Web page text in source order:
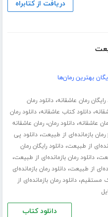
دریافت از کتابراه
بهترین رمان‌ها
رایگان رمان عاشقانه،دانلود رمان
،دانلود کتاب عاشقانه،دانلود رمان
عاشقانه،دانلود رمان،رمان عاشقانه
،دانلود پی
از طبیعت،دانلود رایگان رمان
،دانلود رمان بازمانده‌ای از طبیعت،
از طبیعت،دانلود رمان بازمانده‌ای
مستقیم،دانلود رمان بازمانده‌ای از
دانلود کتاب